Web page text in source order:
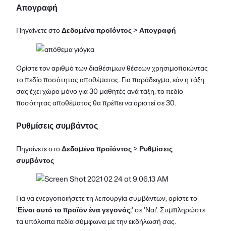
Απογραφή
Πηγαίνετε στοΔεδομένα προϊόντος>Απογραφή
Ορίστε τον αριθμό των διαθέσιμων θέσεων χρησιμοποιώντας
το πεδίο ποσότητας αποθέματος. Για παράδειγμα, εάν η τάξη
σας έχει χώρο μόνο για 30 μαθητές ανά τάξη, το πεδίο
ποσότητας αποθέματος θα πρέπει να οριστεί σε 30.
Ρυθμίσεις συμβάντος
Πηγαίνετε στοΔεδομένα προϊόντος> Ρυθμίσεις
συμβάντος
Για να ενεργοποιήσετε τη λειτουργία συμβάντων, ορίστε το
'Είναι αυτό το προϊόν ένα γεγονός;' σε 'Ναι'. Συμπληρώστε
τα υπόλοιπα πεδία σύμφωνα με την εκδήλωσή σας.